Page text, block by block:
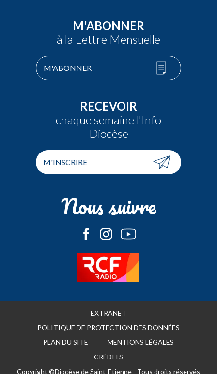
M'ABONNER
à la Lettre Mensuelle
M'ABONNER
RECEVOIR
chaque semaine l'Info
Diocèse
M'INSCRIRE
Nous suivre
EXTRANET
POLITIQUE DE PROTECTION DES DONNÉES
PLAN DU SITE
MENTIONS LÉGALES
CRÉDITS
Copyright ©Diocèse de Saint-Etienne - Tous droits réservés